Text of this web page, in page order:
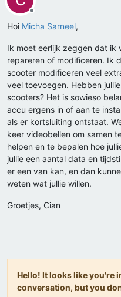
Offline
Hoi Micha Sarneel,
Ik moet eerlijk zeggen dat ik
repareren of modificeren. Ik
scooter modificeren veel
veel toevoegen. Hebben
scooters? Het is sowieso
accu ergens in of aan te
als er kortsluiting ontstaat.
keer videobellen om samen
helpen en te bepalen hoe
jullie een aantal data en
er een van kan, en dan
weten wat jullie willen.
Groetjes, Cian
Hello! It looks like you're
conversation, but you